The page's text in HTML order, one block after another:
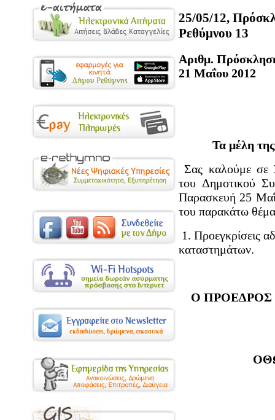
25/05/12,
Ρεθύμνου 13
Αριθμ.
21 Μαΐου 2012
Τα μέλη
Σας καλούμε σε
του Δημοτικού
Παρασκευή 25
του παρακάτω
1. Προεγκρίσεις
καταστημάτων.
Ο